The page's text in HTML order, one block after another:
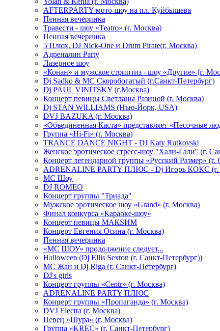
AFTERPARTY мото-шоу на пл. Куйбышева
Пенная вечеринка
Травести - шоу «Teatro» (г. Москва)
Пенная вечеринка
5 Плюх, DJ Nick-One и Drum Pirate(г. Москва)
Адреналин Party
Лазерное шоу
«Конан» и мужское стриптиз - шоу «Другие» (г.
Dj Sadko & МС Скоробогатый (г.Санкт-Петербург)
Dj PAUL VINITSKY (г.Москва)
Концерт певицы Светланы Разиной (г. Москва)
Dj STAN WILLIAMS (Нью-Йорк, USA)
DVJ BAZUKA (г. Москва)
«Объединенная Каста» представляет «Песочные
Группа «Hi-Fi» (г. Москва)
TRANCE DANCE NIGHT - DJ Katy Rutkovski
Женское эротическое стресс-шоу "Хали-Гали" (г.
Концерт легендарной группы «Русский Размер» (г.
ADRENALINE PARTY ПЛЮС - Dj Игорь КОКС (г.
MC Шоу
DJ ROMEO
Концерт группы "Триада"
Мужское эротическое шоу «Grand» (г. Москва)
Финал конкурса «Караоке-шоу»
Концерт певицы МАКSИМ
Концерт Евгения Осина (г. Москва)
Пенная вечеринка
«МС ШОУ» продолжение следует...
Halloween (Dj Ellis Sexton (г. Санкт-Петербург))
МС Жан и Dj Riga (г. Санкт-Петербург)
DJ's girls
Концерт группы «Centr» (г. Москва)
ADRENALINE PARTY ПЛЮС
Концерт группы «Пропаганда» (г. Москва)
DVJ Electra (г. Москва)
Певец «Шура» (г. Москва)
Группа «KREC» (г. Санкт-Петербург)